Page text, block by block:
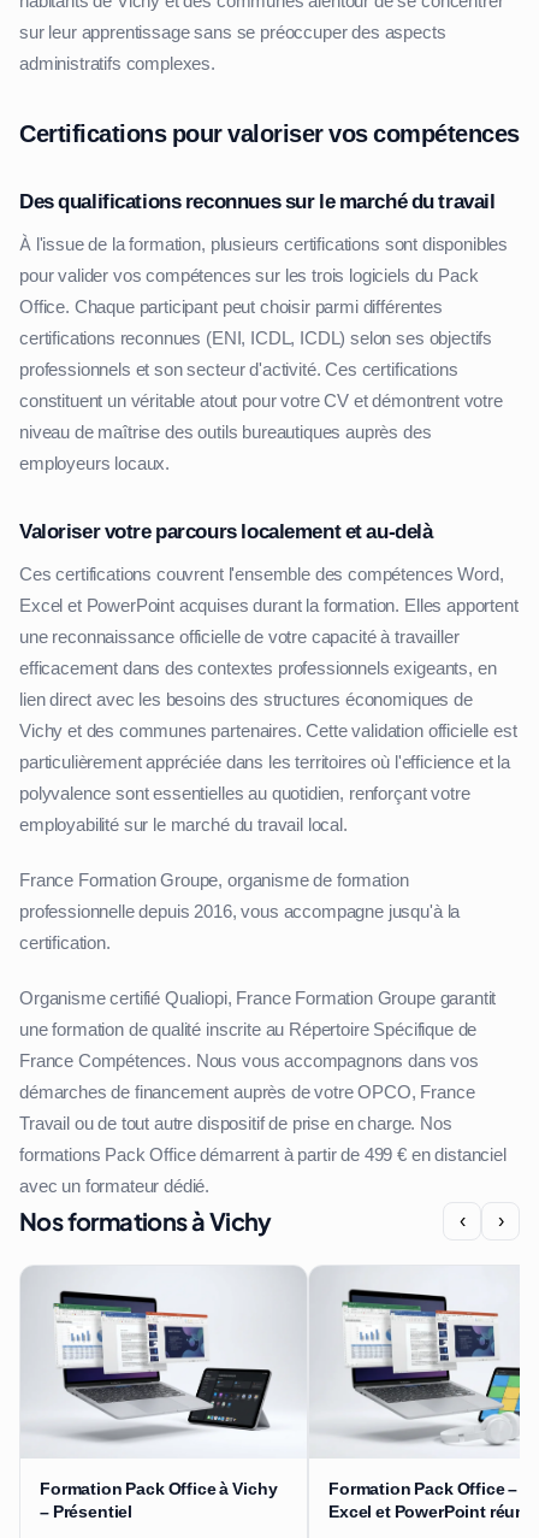
sur leur apprentissage sans se préoccuper des aspects
administratifs complexes.
Certifications pour valoriser vos compétences
Des qualifications reconnues sur le marché du travail
À l'issue de la formation, plusieurs certifications sont disponibles
pour valider vos compétences sur les trois logiciels du Pack
Office. Chaque participant peut choisir parmi différentes
certifications reconnues (ENI, ICDL, ICDL) selon ses objectifs
professionnels et son secteur d'activité. Ces certifications
constituent un véritable atout pour votre CV et démontrent votre
niveau de maîtrise des outils bureautiques auprès des
employeurs locaux.
Valoriser votre parcours localement et au-delà
Ces certifications couvrent l'ensemble des compétences Word,
Excel et PowerPoint acquises durant la formation. Elles apportent
une reconnaissance officielle de votre capacité à travailler
efficacement dans des contextes professionnels exigeants, en
lien direct avec les besoins des structures économiques de
Vichy et des communes partenaires. Cette validation officielle est
particulièrement appréciée dans les territoires où l'efficience et la
polyvalence sont essentielles au quotidien, renforçant votre
employabilité sur le marché du travail local.
France Formation Groupe, organisme de formation
professionnelle depuis 2016, vous accompagne jusqu'à la
certification.
Organisme certifié Qualiopi, France Formation Groupe garantit
une formation de qualité inscrite au Répertoire Spécifique de
France Compétences. Nous vous accompagnons dans vos
démarches de financement auprès de votre OPCO, France
Travail ou de tout autre dispositif de prise en charge. Nos
formations Pack Office démarrent à partir de 499 € en distanciel
avec un formateur dédié.
Nos formations à Vichy ‹ ›
Formation Pack Office à Vichy
– Présentiel
Formation Pack Office –
Excel et PowerPoint réunis